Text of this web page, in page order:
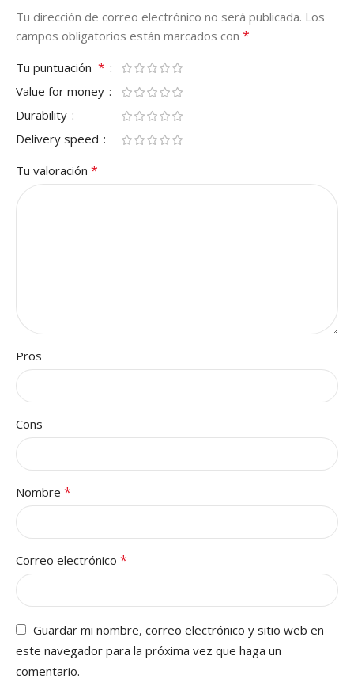
Tu dirección de correo electrónico no será publicada. Los
campos obligatorios están marcados con *
Tu puntuación *
Value for money
Durability
Delivery speed
Tu valoración *
Pros
Cons
Nombre *
Correo electrónico *
Guardar mi nombre, correo electrónico y sitio web en
este navegador para la próxima vez que haga un
comentario.